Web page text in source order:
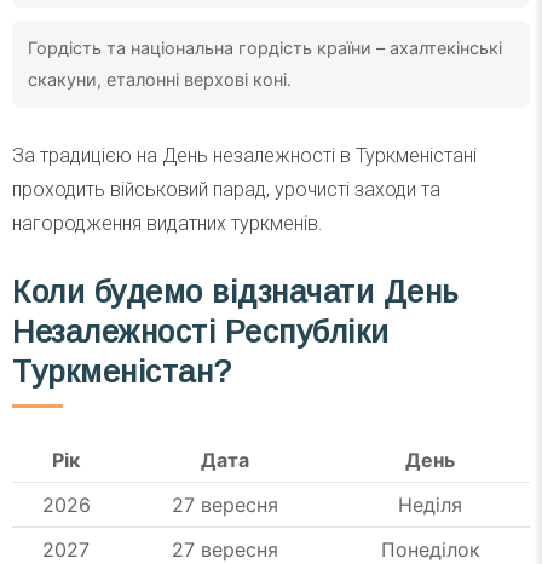
Гордість та національна гордість країни – ахалтекінські
скакуни, еталонні верхові коні.
За традицією на День незалежності в Туркменістані
проходить військовий парад, урочисті заходи та
нагородження видатних туркменів.
Коли будемо відзначати День
Незалежності Республіки
Туркменістан?
Рік Дата
День
2026
27 вересня
Неділя
2027
27 вересня
Понеділок